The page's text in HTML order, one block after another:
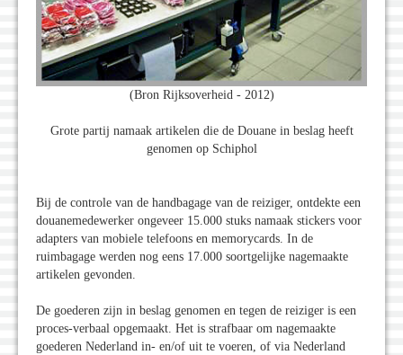
(Bron Rijksoverheid - 2012)
Grote partij namaak artikelen die de Douane in beslag heeft
genomen op Schiphol
Bij de controle van de handbagage van de reiziger, ontdekte een
douanemedewerker ongeveer 15.000 stuks namaak stickers voor
adapters van mobiele telefoons en memorycards. In de
ruimbagage werden nog eens 17.000 soortgelijke nagemaakte
artikelen gevonden.
De goederen zijn in beslag genomen en tegen de reiziger is een
proces-verbaal opgemaakt. Het is strafbaar om nagemaakte
goederen Nederland in- en/of uit te voeren, of via Nederland